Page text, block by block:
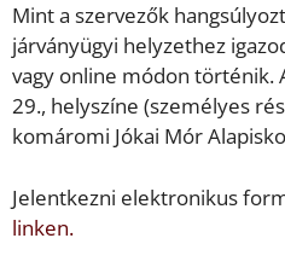
Mint a szervezők
járványügyi helyzethez
vagy online módon történik.
29., helyszíne (személyes
komáromi Jókai Mór
Jelentkezni elektronikus
linken.